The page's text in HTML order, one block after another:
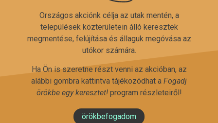
Országos akciónk célja az utak mentén, a
települések közterületein álló keresztek
megmentése, felújítása és állaguk megóvása az
utókor számára.
Ha Ön is szeretne részt venni az akcióban, az
alábbi gombra kattintva tájékozódhat a Fogadj
örökbe egy keresztet!program részleteiről!
örökbefogadom